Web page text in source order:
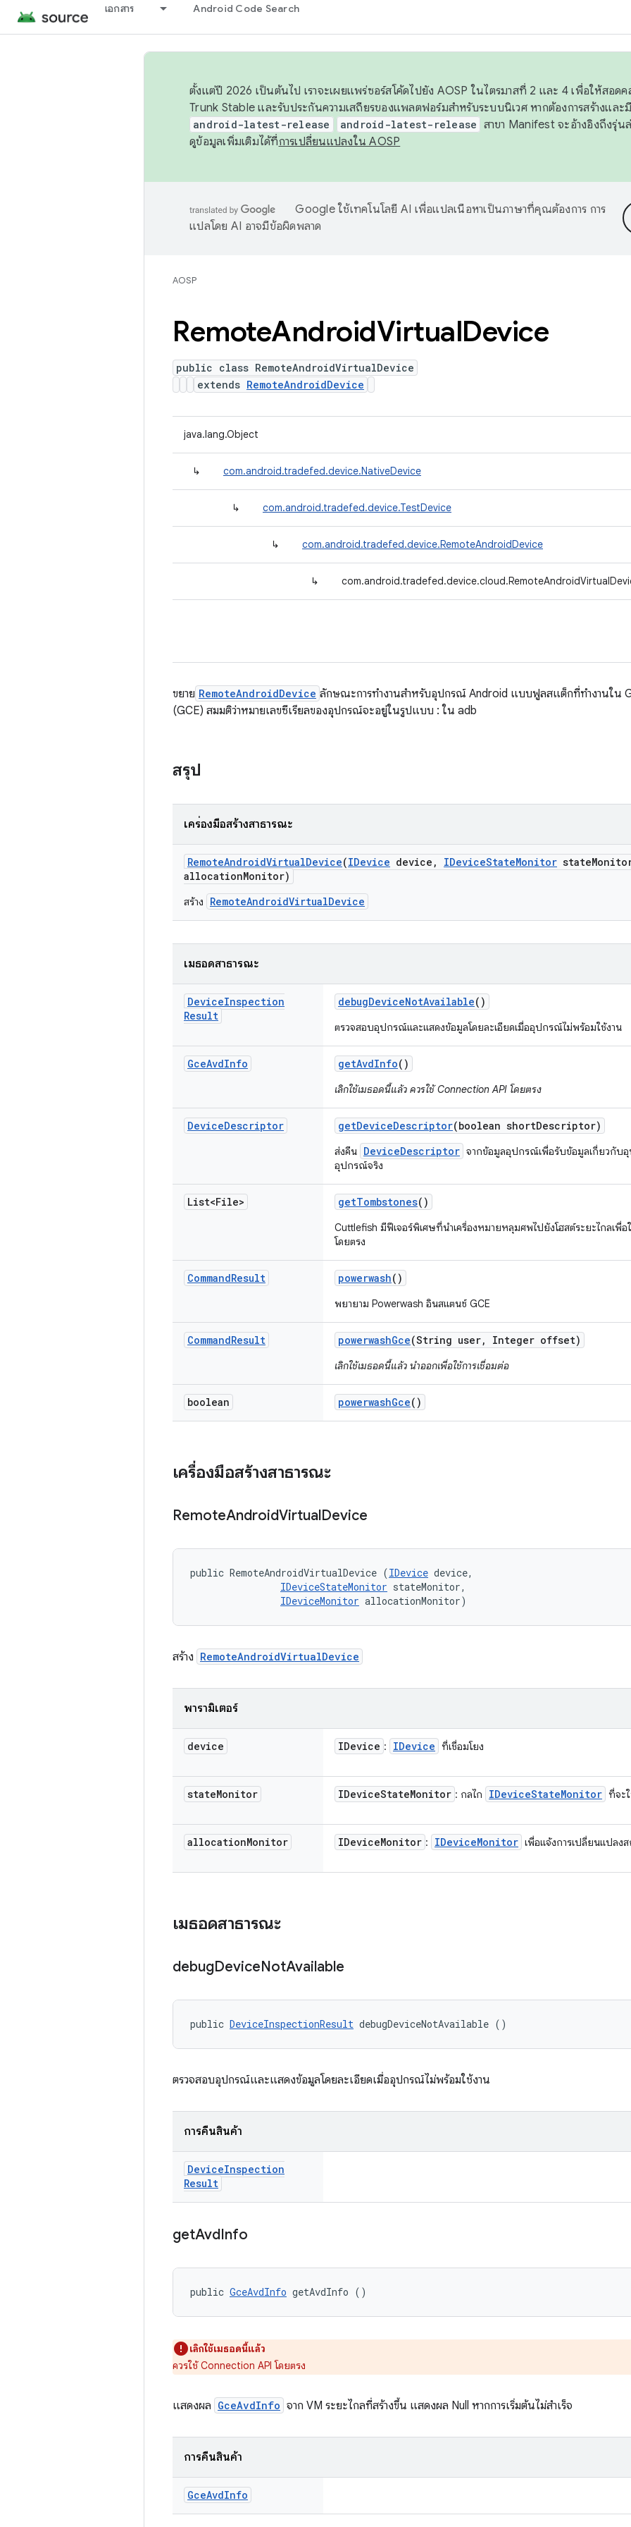
เอกสาร Android Code Search
ตั้งแต่ปี 2026 เป็นต้นไป เราจะเผยแพร่ซอร์สโค้ดไปยัง AOSP ในไตรมาสที่ 2 และ 4 เพื่อให้สอด
Trunk Stable และรับประกันความเสถียรของแพลตฟอร์มสำหรับระบบนิเวศ หากต้องการสร้างและ
android-latest-release android-latest-release สาขา Manifest จะอ้างอิงถึงรุ่
ดูข้อมูลเพิ่มเติมได้ที่การเปลี่ยนแปลงใน AOSP
Google ใช้เทคโนโลยี AI เพื่อแปลเนื้อหาเป็นภาษาที่คุณต้องการ การ
แปลโดย AI อาจมีข้อผิดพลาด
AOSP
RemoteAndroidVirtualDevice
public class RemoteAndroidVirtualDevice
extends RemoteAndroidDevice
java.lang.Object
↳ com.android.tradefed.device.NativeDevice
↳ com.android.tradefed.device.TestDevice
↳ com.android.tradefed.device.RemoteAndroidDevice
↳
ขยาย RemoteAndroidDevice ลักษณะการทำงานสำหรับอุปกรณ์ Android แบบฟูลสแต็กที่ทำงานใน
(GCE) สมมติว่าหมายเลขซีเรียลของอุปกรณ์จะอยู่ในรูปแบบ : ใน adb
สรุป
เครื่องมือสร้างสาธารณะ
RemoteAndroidVirtualDevice(IDevice device , IDeviceStateMonitor state
allocationMonitor)
สร้าง RemoteAndroidVirtualDevice
เมธอดสาธารณะ
DeviceInspection
Result
debugDeviceNotAvailable()
ตรวจสอบอุปกรณ์และแสดงข้อมูลโดยละเอียดเมื่ออุปกรณ์ไม่พร้อมใช้งาน
GceAvdInfo getAvdInfo()
เลิกใช้เมธอดนี้แล้ว ควรใช้ Connection API โดยตรง
DeviceDescriptor getDeviceDescriptor(boolean shortDescriptor)
ส่งคืน DeviceDescriptor จากข้อมูลอุปกรณ์เพื่อรับข้อมูลเกี่ยวกับ
อุปกรณ์จริง
List<File> getTombstones()
Cuttlefish มีฟีเจอร์พิเศษที่นำเครื่องหมายหลุมศพไปยังโฮสต์ระยะไกลเพื่อ
โดยตรง
CommandResult powerwash()
พยายาม Powerwash อินสแตนซ์ GCE
CommandResult powerwashGce(String user, Integer offset)
เลิกใช้เมธอดนี้แล้ว นำออกเพื่อใช้การเชื่อมต่อ
boolean powerwashGce()
เครื่องมือสร้างสาธารณะ
RemoteAndroidVirtualDevice
public RemoteAndroidVirtualDevice (IDevice device,
IDeviceStateMonitor stateMonitor,
IDeviceMonitor allocationMonitor)
สร้าง RemoteAndroidVirtualDevice
พารามิเตอร์
device IDevice : IDevice ที่เชื่อมโยง
stateMonitor IDeviceStateMonitor : กลไก IDeviceStateMonitor ที่จะ
allocationMonitor IDeviceMonitor : IDeviceMonitor เพื่อแจ้งการเปลี่ยนแปลง
เมธอดสาธารณะ
debugDeviceNotAvailable
public DeviceInspectionResult debugDeviceNotAvailable ()
ตรวจสอบอุปกรณ์และแสดงข้อมูลโดยละเอียดเมื่ออุปกรณ์ไม่พร้อมใช้งาน
การคืนสินค้า
DeviceInspection
Result
getAvdInfo
public GceAvdInfo getAvdInfo ()
เลิกใช้เมธอดนี้แล้ว
ควรใช้ Connection API โดยตรง
แสดงผล GceAvdInfo จาก VM ระยะไกลที่สร้างขึ้น แสดงผล Null หากการเริ่มต้นไม่สำเร็จ
การคืนสินค้า
GceAvdInfo